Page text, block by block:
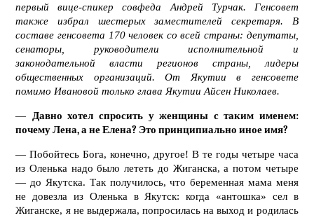
первый вице-спикер совфеда Андрей Турчак. Генсовет
также избрал шестерых заместителей секретаря. В
составе генсовета 170 человек со всей страны: депутаты,
сенаторы, руководители исполнительной и
законодательной власти регионов страны, лидеры
общественных организаций. От Якутии в генсовете
помимо Ивановой только глава Якутии Айсен Николаев.
— Давно хотел спросить у женщины с таким именем:
почему Лена, а не Елена? Это принципиально иное имя?
— Побойтесь Бога, конечно, другое! В те годы четыре часа
из Оленька надо было лететь до Жиганска, а потом четыре
— до Якутска. Так получилось, что беременная мама меня
не довезла из Оленька в Якутск: когда «антошка» сел в
Жиганске, я не выдержала, попросилась на выход и родилась